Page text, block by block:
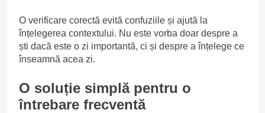
O verificare corectă evită confuziile și ajută la
înțelegerea contextului. Nu este vorba doar despre a
ști dacă este o zi importantă, ci și despre a înțelege ce
înseamnă acea zi.
O soluție simplă pentru o
întrebare frecventă